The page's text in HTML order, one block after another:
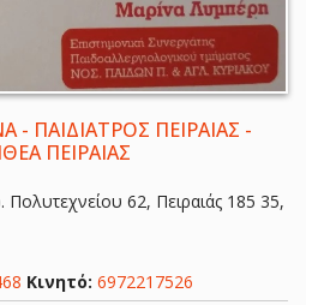
ΠΑΙΔΙΑΤΡΟΣ ΠΕΙΡΑΙΑΣ -
ΠΕΙΡΑΙΑΣ
62, Πειραιάς 185 35,
Κινητό: 6972217526